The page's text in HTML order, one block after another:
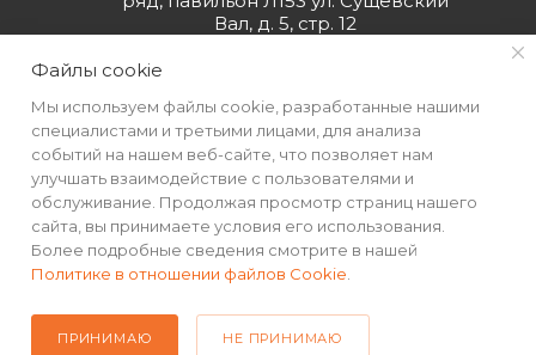
Вал, д. 5, стр. 12
2026 © Интернет-магазин MiMall® • Не является публичной
офертой • 2026 г.
Файлы cookie
Мы используем файлы cookie, разработанные нашими
специалистами и третьими лицами, для анализа
событий на нашем веб-сайте, что позволяет нам
улучшать взаимодействие с пользователями и
обслуживание. Продолжая просмотр страниц нашего
сайта, вы принимаете условия его использования.
Более подробные сведения смотрите в нашей
Политике в отношении файлов Cookie
ПРИНИМАЮ НЕ ПРИНИМАЮ